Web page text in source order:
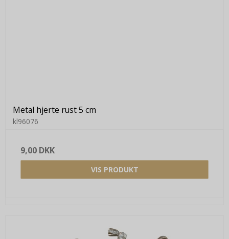
Metal hjerte rust 5 cm
kl96076
9,00 DKK
VIS PRODUKT